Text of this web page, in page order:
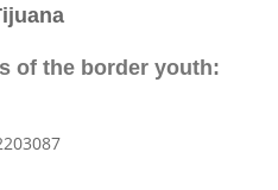
of the border youth: